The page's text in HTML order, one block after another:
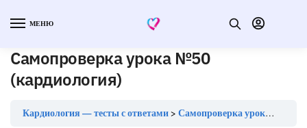
МЕНЮ
Самопроверка урока №50
(кардиология)
Кардиология — тесты с ответами Самопроверка урока №50 (кардиология)